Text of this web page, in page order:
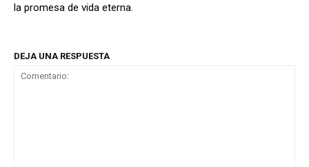
la promesa de vida eterna.
DEJA UNA RESPUESTA